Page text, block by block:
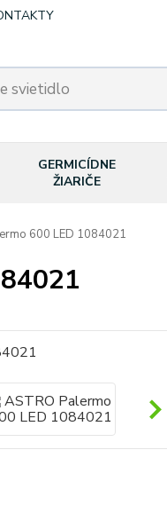
GERMICÍDNE
ŽIARIČE
600 LED 1084021